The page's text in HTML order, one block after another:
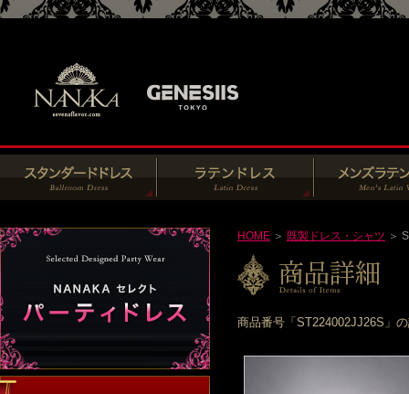
HOME ＞ 既製ドレス・シャツ ＞
商品番号「ST224002JJ26S」